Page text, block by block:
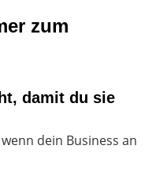
zum
damit du sie
dein Business an